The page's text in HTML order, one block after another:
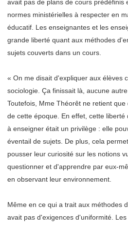
avait pas de plans de cours prédéfinis
normes ministérielles à respecter en
éducatif. Les enseignantes et les
grande liberté quant aux méthodes
sujets couverts dans un cours.
« On me disait d'expliquer aux élèves
sociologie. Ça finissait là, aucune
Toutefois, Mme Théorêt ne retient
de cette époque. En effet, cette liberté
à enseigner était un privilège : elle
éventail de sujets. De plus, cela
pousser leur curiosité sur les notions
questionner et d'apprendre par eux-
en observant leur environnement.
Même en ce qui a trait aux méthodes
avait pas d'exigences d'uniformité.